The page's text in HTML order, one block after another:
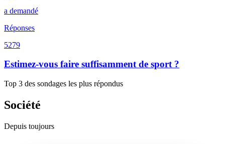
a demandé
Réponses
5279
Estimez-vous faire suffisamment de sport ?
Top 3 des sondages les plus répondus
Société
Depuis toujours